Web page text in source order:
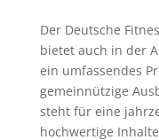
Der Deutsche
bietet auch in der
ein umfassendes
gemeinnützige
steht für eine
hochwertige